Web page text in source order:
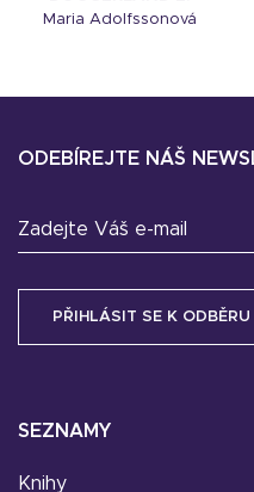
Maria Adolfssonová
SEZNAMY
Knihy
ODEBÍREJTE NÁŠ
Zadejte Váš e-mail